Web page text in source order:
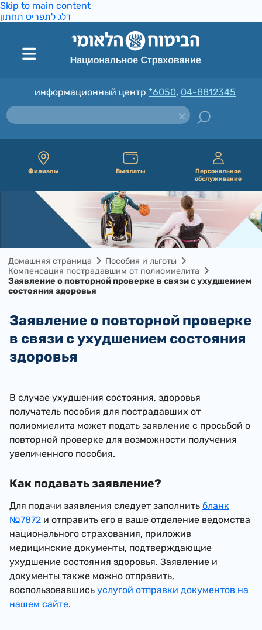
Skip to main content
דלג לתפריט תחתון
информационный центр *6050, 04-8812345
Филиалы Выплаты
Персональное
обслуживание
Домашняя страница
Пособия и льготы
Компенсация пострадавшим от полиомиелита
Заявление о повторной проверке в связи с ухудшением
состояния здоровья
Заявление о повторной проверке
в связи с ухудшением состояния
здоровья
​В случае ухудшения состояния, здоровья
получатель пособия для пострадавших от
полиомиелита может подать заявление с просьбой о
повторной проверке для возможности получения
увеличенного пособия.
Как подавать заявление?
Для подачи заявления следует заполнить бланк
№7872 и отправить его в ваше отделение ведомства
национального страхования, приложив
медицинские документы, подтверждающие
ухудшение состояния здоровья. Заявление и
документы также можно отправить,
воспользовавшись услугой отправки документов на
нашем сайте.